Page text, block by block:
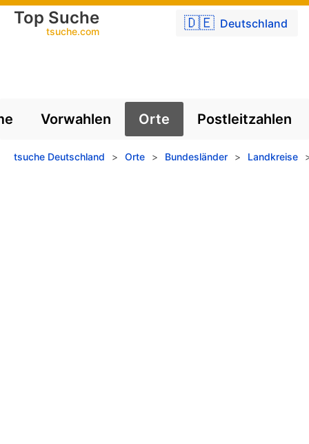
🇩🇪 Deutschland
Top Suche
tsuche.com
Vorwahlen Orte Postleitzahlen
tsuche Deutschland > Orte > Bundesländer > Landkreise